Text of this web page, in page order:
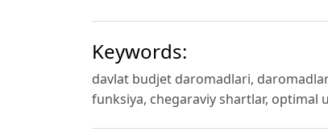
Keywords:
davlat budjet daromadlari,
funksiya, chegaraviy shartlar, optimal